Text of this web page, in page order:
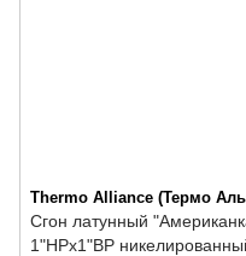
Thermo Alliance (Термо
Сгон латунный
1"НРх1"ВР